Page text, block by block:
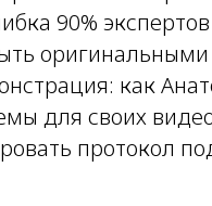
90%
оригинальными
как
для своих
протокол